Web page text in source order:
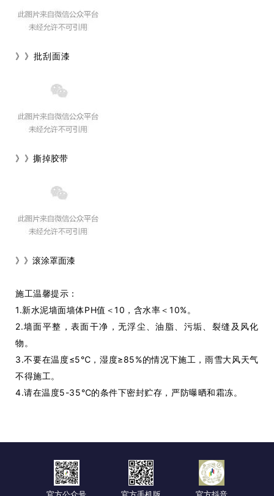
》》批刮面漆
》》撕掉胶带
》》滚涂罩面漆
施工温馨提示：
1.新水泥墙面墙体PH值＜10，含水率＜10%。
2.墙面平整，表面干净，无浮尘、油脂、污垢、裂缝及风化
物。
3.不要在温度≤5℃，湿度≥85%的情况下施工，雨雪大风天气
不得施工。
4.请在温度5-35℃的条件下密封贮存，严防曝晒和霜冻。